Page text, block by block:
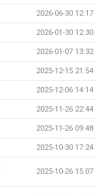
2026-06-30 12:17
2026-01-30 12:30
2026-01-07 13:32
2025-12-15 21:54
2025-12-06 14:14
2025-11-26 22:44
2025-11-26 09:48
2025-10-30 17:24
2025-10-26 15:07